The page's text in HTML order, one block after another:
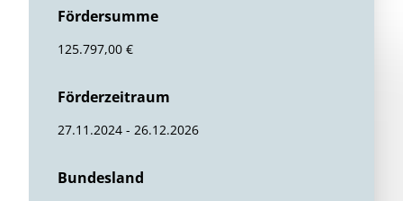
Fördersumme
125.797,00 €
Förderzeitraum
27.11.2024 - 26.12.2026
Bundesland